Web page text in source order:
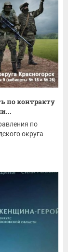
по контракту
по
округа